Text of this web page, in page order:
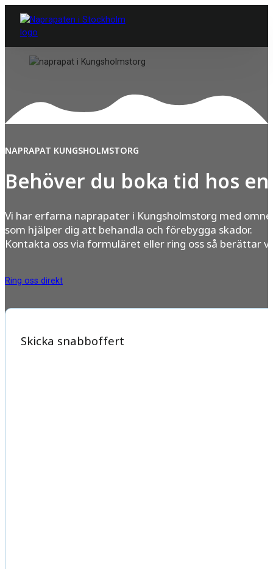
NAPRAPAT KUNGSHOLMSTORG
Behöver du boka tid hos
Vi har erfarna naprapater i Kungsholmstorg med
som hjälper dig att behandla och förebygga skador.
Kontakta oss via formuläret eller ring oss så berättar
Ring oss direkt
Skicka snabboffert